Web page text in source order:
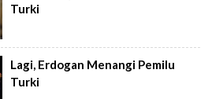
Turki
Lagi, Erdogan Menangi Pemilu
Turki